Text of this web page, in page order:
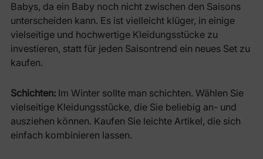
Babys, da ein Baby noch nicht zwischen den Saisons
unterscheiden kann. Es ist vielleicht klüger, in einige
vielseitige und hochwertige Kleidungsstücke zu
investieren, statt für jeden Saisontrend ein neues Set zu
kaufen.
Schichten: Im Winter sollte man schichten. Wählen Sie
vielseitige Kleidungsstücke, die Sie beliebig an- und
ausziehen können. Kaufen Sie leichte Artikel, die sich
einfach kombinieren lassen.